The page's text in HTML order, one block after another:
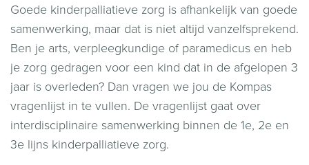
Goede kinderpalliatieve zorg is afhankelijk van goede
samenwerking, maar dat is niet altijd vanzelfsprekend.
Ben je arts, verpleegkundige of paramedicus en heb
je zorg gedragen voor een kind dat in de afgelopen 3
jaar is overleden? Dan vragen we jou de Kompas
vragenlijst in te vullen. De vragenlijst gaat over
interdisciplinaire samenwerking binnen de 1e, 2e en
3e lijns kinderpalliatieve zorg.